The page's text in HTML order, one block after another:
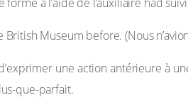
Museum before. (Nous
une action antérieure à
que-parfait.